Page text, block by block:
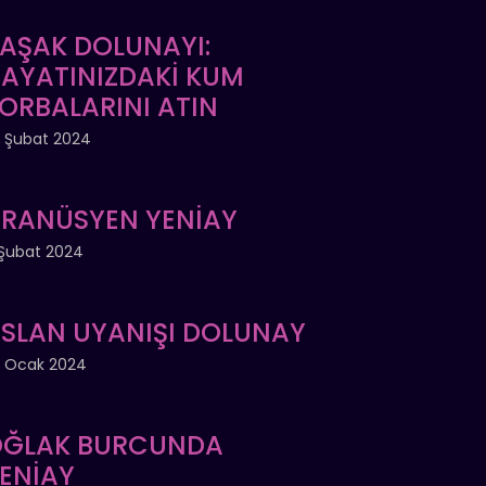
DOLUNAYI:
KUM
ATIN
Şubat 2024
YENİAY
2024
UYANIŞI DOLUNAY
Ocak 2024
BURCUNDA